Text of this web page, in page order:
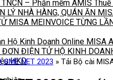
– Phần mềm AMIS Thuế
LÝ NHÀ HÀNG, QUÁN ĂN
MISA MEINVOICE TỪNG
Hộ Kinh Doanh Online MISA
ĐIỆN TỬ HỘ KINH
HKD
SME NET 2023 » Tải Bộ cài